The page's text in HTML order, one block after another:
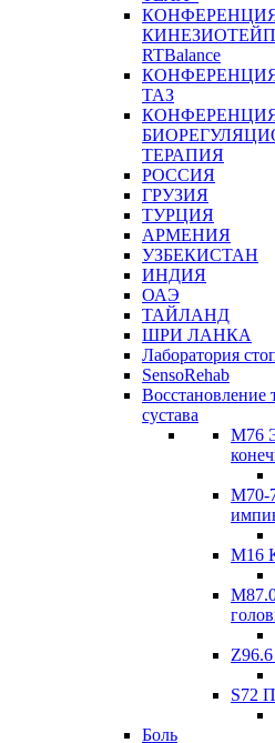
RTBalance
ТАЗ
ТЕРАПИЯ
РОССИЯ
ГРУЗИЯ
ТУРЦИЯ
АРМЕНИЯ
УЗБЕКИСТАН
ИНДИЯ
ОАЭ
ТАЙЛАНД
ШРИ ЛАНКА
Лаборатория
SensoRehab
Восстановление
сустава
М76
М70-
M16
S72
Боль